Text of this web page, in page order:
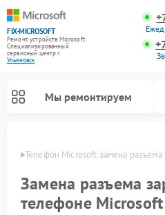
FIX-MICROSOFT
Ремонт устройств Microsoft
Специализированный
cервисный центр г.
Ульяновск
Мы ремонтируем
Телефон Microsoft замена разъема
Замена разъема
телефоне